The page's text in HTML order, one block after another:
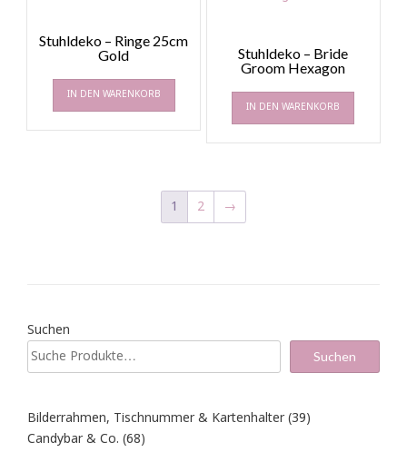
Stuhldeko – Ringe 25cm
Gold
IN DEN WARENKORB
Stuhldeko – Bride
Groom Hexagon
IN DEN WARENKORB
1 2 →
Suchen
Suchen
Bilderrahmen, Tischnummer & Kartenhalter 3939
Candybar & Co. 6868